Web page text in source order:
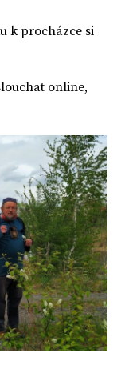
k procházce si
online,